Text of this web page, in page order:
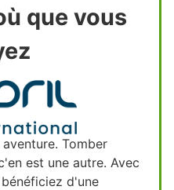
que vous
Tomber
est une autre. Avec
d'une